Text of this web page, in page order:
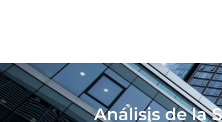
Análisis de la